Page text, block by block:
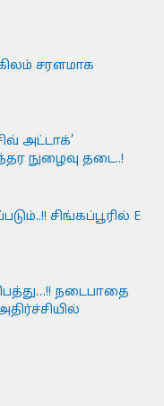
சரளமாக
அட்டாக்’
நுழைவு தடை..!
சிங்கப்பூரில் E
நடைபாதை